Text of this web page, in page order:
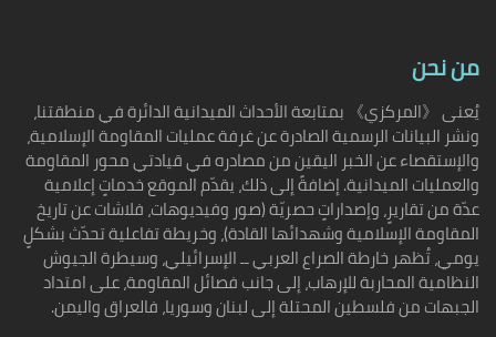
من نحن
يُعنى 《المركزي》 بمتابعة الأحداث الميدانية الدائرة في منطقتنا،
ونشر البيانات الرسمية الصادرة عن غرفة عمليات المقاومة الإسلامية،
والإستقصاء عن الخبر اليقين من مصادره في قيادتي محور المقاومة
والعمليات الميدانية. إضافةً إلى ذلك، يقدّم الموقع خدماتٍ إعلامية
عدّة من تقاريرٍ، وإصداراتٍ حصريّة (صور وفيديوهات، فلاشات عن تاريخ
المقاومة الإسلامية وشهدائها القادة)، وخريطة تفاعلية تحدّث بشكلٍ
يومي، تُظهر خارطة الصراع العربي ــ الإسرائيلي، وسيطرة الجيوش
النظامية المحاربة للإرهاب، إلى جانب فصائل المقاومة، على امتداد
الجبهات من فلسطين المحتلة إلى لبنان وسوريا، فالعراق واليمن.